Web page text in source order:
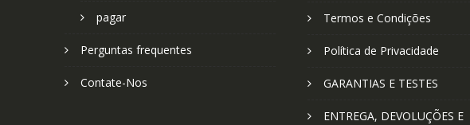
pagar
Perguntas frequentes
Contate-Nos
Termos e Condições
Política de Privacidade
GARANTIAS E TESTES
ENTREGA, DEVOLUÇÕES E